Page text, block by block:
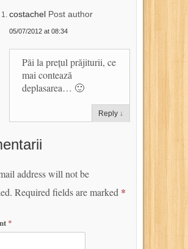
costachel Post author
05/07/2012 at 08:34
Păi la prețul prăjiturii, ce
mai contează
deplasarea… 🙂
Reply ↓
address will not be
Required fields are marked *
*